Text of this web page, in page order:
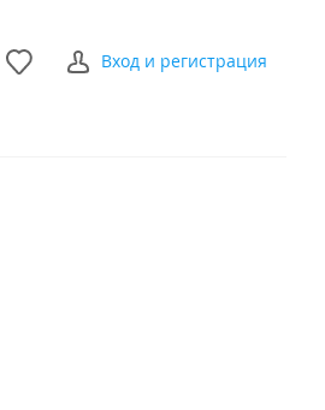
Вход и регистрация